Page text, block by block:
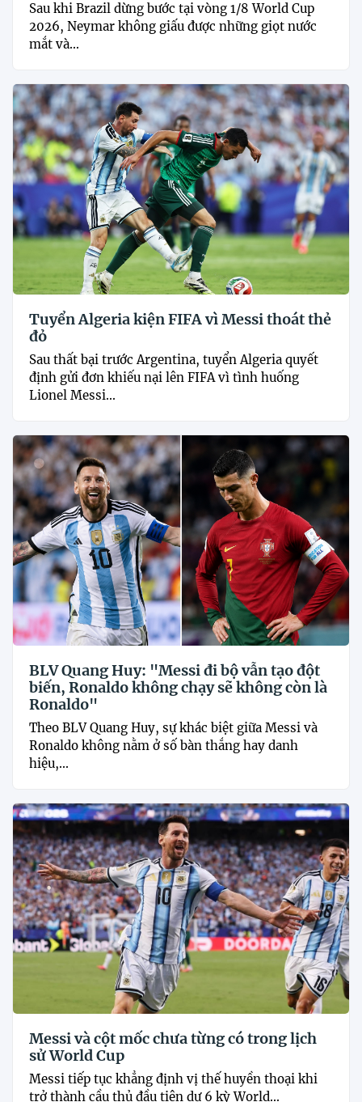
Sau khi Brazil dừng bước tại vòng 1/8 World Cup
2026, Neymar không giấu được những giọt nước
mắt và...
Tuyển Algeria kiện FIFA vì Messi thoát thẻ
đỏ
Sau thất bại trước Argentina, tuyển Algeria quyết
định gửi đơn khiếu nại lên FIFA vì tình huống
Lionel Messi...
BLV Quang Huy: "Messi đi bộ vẫn tạo đột
biến, Ronaldo không chạy sẽ không còn là
Ronaldo"
Theo BLV Quang Huy, sự khác biệt giữa Messi và
Ronaldo không nằm ở số bàn thắng hay danh
hiệu,...
Messi và cột mốc chưa từng có trong lịch
sử World Cup
Messi tiếp tục khẳng định vị thế huyền thoại khi
trở thành cầu thủ đầu tiên dự 6 kỳ World...